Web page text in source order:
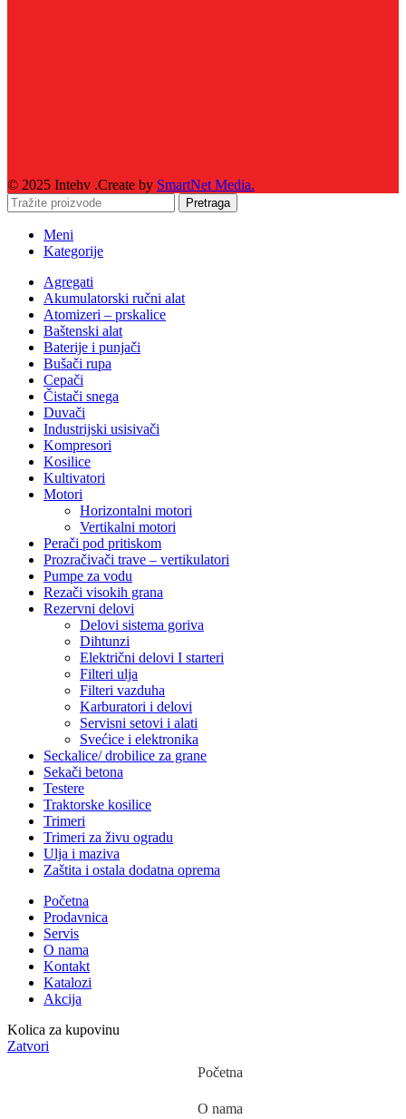
© 2025 Intehv .Create by SmartNet Media.
Pretraga
Meni
Kategorije
Agregati
Akumulatorski ručni alat
Atomizeri – prskalice
Baštenski alat
Baterije i punjači
Bušači rupa
Cepači
Čistači snega
Duvači
Industrijski usisivači
Kompresori
Kosilice
Kultivatori
Motori
Horizontalni motori
Vertikalni motori
Perači pod pritiskom
Prozračivači trave – vertikulatori
Pumpe za vodu
Rezači visokih grana
Rezervni delovi
Delovi sistema goriva
Dihtunzi
Električni delovi I starteri
Filteri ulja
Filteri vazduha
Karburatori i delovi
Servisni setovi i alati
Svećice i elektronika
Seckalice/ drobilice za grane
Sekači betona
Testere
Traktorske kosilice
Trimeri
Trimeri za živu ogradu
Ulja i maziva
Zaštita i ostala dodatna oprema
Početna
Prodavnica
Servis
O nama
Kontakt
Katalozi
Akcija
Kolica za kupovinu
Zatvori
Početna
O nama